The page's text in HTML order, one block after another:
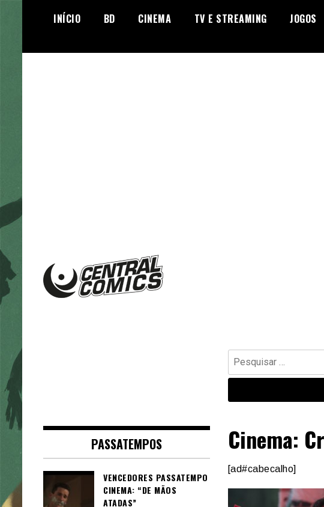
INÍCIO BD CINEMA TV E STREAMING JOGOS
Pesquisar
por:
Cinema:
[ad#cabecalho]
PASSATEMPOS
VENCEDORES PASSATEMPO
CINEMA: “DE MÃOS
ATADAS”